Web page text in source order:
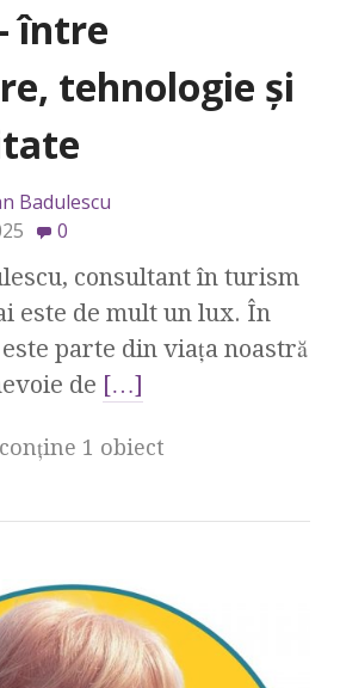
între
tehnologie și
Badulescu
0
consultant în turism
este de mult un lux. În
parte din viața noastră
de […]
1 obiect